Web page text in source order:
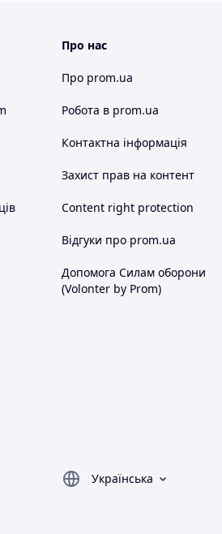
Про нас
Про prom.ua
Робота в prom.ua
Контактна інформація
Захист прав на контент
Content right protection
Відгуки про prom.ua
Допомога Силам оборони
(Volonter by Prom)
Українська